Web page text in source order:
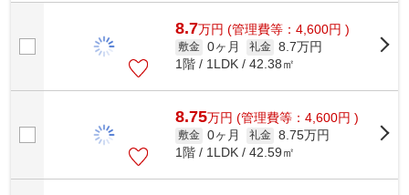
8.7万円 (管理費等：4,600円 )
敷金 0ヶ月 礼金 8.7万円
1階 / 1LDK / 42.38㎡
8.75万円 (管理費等：4,600円 )
敷金 0ヶ月 礼金 8.75万円
1階 / 1LDK / 42.59㎡